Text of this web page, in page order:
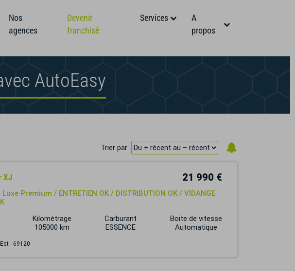
Nos
agences
Devenir
franchisé
Services
A
propos
AutoEasy
Trier par
XJ 21 990 €
Luxe Premium / ENTRETIEN OK / DISTRIBUTION OK / VIDANGE
Kilométrage
105000 km
Carburant
ESSENCE
Boite de vitesse
Automatique
- 69120